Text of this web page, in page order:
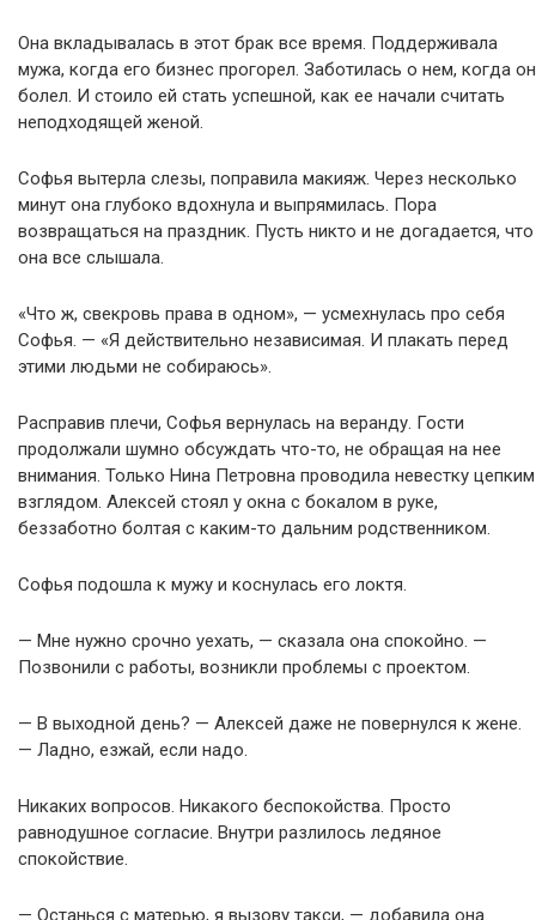
Она вкладывалась в этот брак все время. Поддерживала
мужа, когда его бизнес прогорел. Заботилась о нем, когда он
болел. И стоило ей стать успешной, как ее начали считать
неподходящей женой.
Софья вытерла слезы, поправила макияж. Через несколько
минут она глубоко вдохнула и выпрямилась. Пора
возвращаться на праздник. Пусть никто и не догадается, что
она все слышала.
«Что ж, свекровь права в одном», — усмехнулась про себя
Софья. — «Я действительно независимая. И плакать перед
этими людьми не собираюсь».
Расправив плечи, Софья вернулась на веранду. Гости
продолжали шумно обсуждать что-то, не обращая на нее
внимания. Только Нина Петровна проводила невестку цепким
взглядом. Алексей стоял у окна с бокалом в руке,
беззаботно болтая с каким-то дальним родственником.
Софья подошла к мужу и коснулась его локтя.
— Мне нужно срочно уехать, — сказала она спокойно. —
Позвонили с работы, возникли проблемы с проектом.
— В выходной день? — Алексей даже не повернулся к жене.
— Ладно, езжай, если надо.
Никаких вопросов. Никакого беспокойства. Просто
равнодушное согласие. Внутри разлилось ледяное
спокойствие.
— Останься с матерью, я вызову такси, — добавила она.